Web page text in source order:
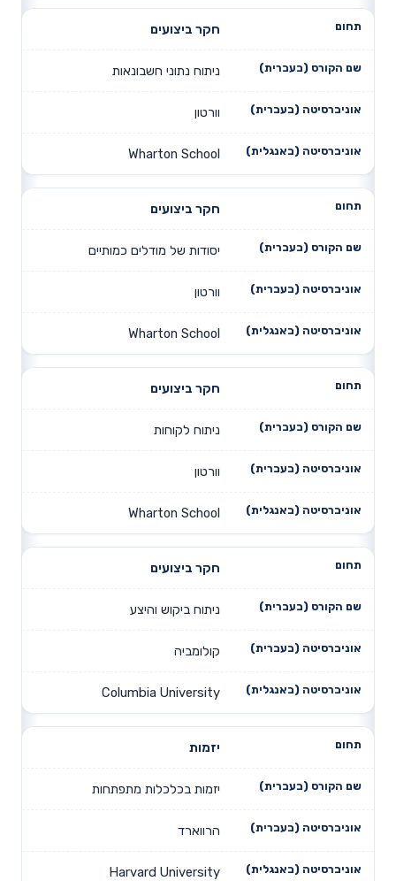
חקר ביצועים
ניתוח נתוני חשבונאות
וורטון
Wharton School
חקר ביצועים
יסודות של מודלים כמותיים
וורטון
Wharton School
חקר ביצועים
ניתוח לקוחות
וורטון
Wharton School
חקר ביצועים
ניתוח ביקוש והיצע
קולומביה
Columbia University
יזמות
יזמות בכלכלות מתפתחות
הרווארד
Harvard University